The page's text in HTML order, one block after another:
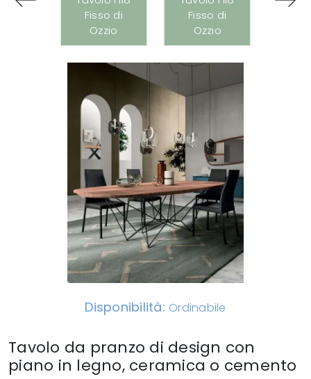
Disponibilità: Ordinabile
Tavolo da pranzo di design con
piano in legno, ceramica o cemento